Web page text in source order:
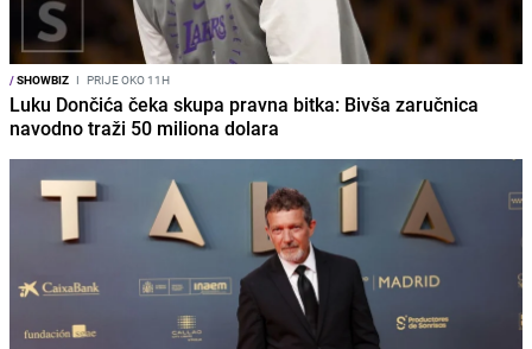
/SHOWBIZ I PRIJE OKO 11H
Luku Dončića čeka skupa pravna bitka: Bivša zaručnica
navodno traži 50 miliona dolara